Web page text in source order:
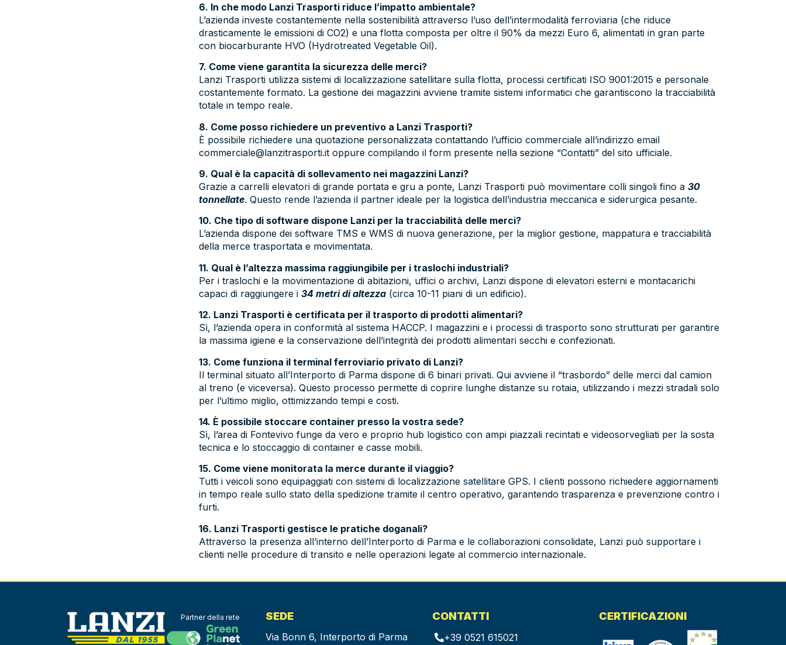
6. In che modo Lanzi Trasporti riduce l’impatto ambientale?
L’azienda investe costantemente nella sostenibilità attraverso l’uso dell’intermodalità ferroviaria (che riduce
drasticamente le emissioni di CO2) e una flotta composta per oltre il 90% da mezzi Euro 6, alimentati in gran parte
con biocarburante HVO (Hydrotreated Vegetable Oil).
7. Come viene garantita la sicurezza delle merci?
Lanzi Trasporti utilizza sistemi di localizzazione satellitare sulla flotta, processi certificati ISO 9001:2015 e personale
costantemente formato. La gestione dei magazzini avviene tramite sistemi informatici che garantiscono la tracciabilità
totale in tempo reale.
8. Come posso richiedere un preventivo a Lanzi Trasporti?
È possibile richiedere una quotazione personalizzata contattando l’ufficio commerciale all’indirizzo email
commerciale@lanzitrasporti.it oppure compilando il form presente nella sezione “Contatti” del sito ufficiale.
9. Qual è la capacità di sollevamento nei magazzini Lanzi?
Grazie a carrelli elevatori di grande portata e gru a ponte, Lanzi Trasporti può movimentare colli singoli fino a 30
tonnellate. Questo rende l’azienda il partner ideale per la logistica dell’industria meccanica e siderurgica pesante.
10. Che tipo di software dispone Lanzi per la tracciabilità delle merci?
L’azienda dispone dei software TMS e WMS di nuova generazione, per la miglior gestione, mappatura e tracciabilità
della merce trasportata e movimentata.
11. Qual è l’altezza massima raggiungibile per i traslochi industriali?
Per i traslochi e la movimentazione di abitazioni, uffici o archivi, Lanzi dispone di elevatori esterni e montacarichi
capaci di raggiungere i 34 metri di altezza (circa 10-11 piani di un edificio).
12. Lanzi Trasporti è certificata per il trasporto di prodotti alimentari?
Sì, l’azienda opera in conformità al sistema HACCP. I magazzini e i processi di trasporto sono strutturati per garantire
la massima igiene e la conservazione dell’integrità dei prodotti alimentari secchi e confezionati.
13. Come funziona il terminal ferroviario privato di Lanzi?
Il terminal situato all’Interporto di Parma dispone di 6 binari privati. Qui avviene il “trasbordo” delle merci dal camion
al treno (e viceversa). Questo processo permette di coprire lunghe distanze su rotaia, utilizzando i mezzi stradali solo
per l’ultimo miglio, ottimizzando tempi e costi.
14. È possibile stoccare container presso la vostra sede?
Sì, l’area di Fontevivo funge da vero e proprio hub logistico con ampi piazzali recintati e videosorvegliati per la sosta
tecnica e lo stoccaggio di container e casse mobili.
15. Come viene monitorata la merce durante il viaggio?
Tutti i veicoli sono equipaggiati con sistemi di localizzazione satellitare GPS. I clienti possono richiedere aggiornamenti
in tempo reale sullo stato della spedizione tramite il centro operativo, garantendo trasparenza e prevenzione contro i
furti.
16. Lanzi Trasporti gestisce le pratiche doganali?
Attraverso la presenza all’interno dell’Interporto di Parma e le collaborazioni consolidate, Lanzi può supportare i
clienti nelle procedure di transito e nelle operazioni legate al commercio internazionale.
Partner della rete SEDE
Via Bonn 6, Interporto di Parma
CONTATTI
+39 0521 615021
CERTIFICAZIONI